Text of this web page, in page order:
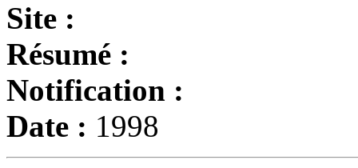
Site :
Résumé :
Notification :
Date : 1998